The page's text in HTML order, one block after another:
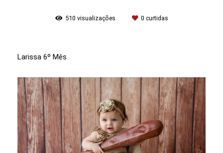
510 visualizações 0 curtidas
Larissa 6º Mês